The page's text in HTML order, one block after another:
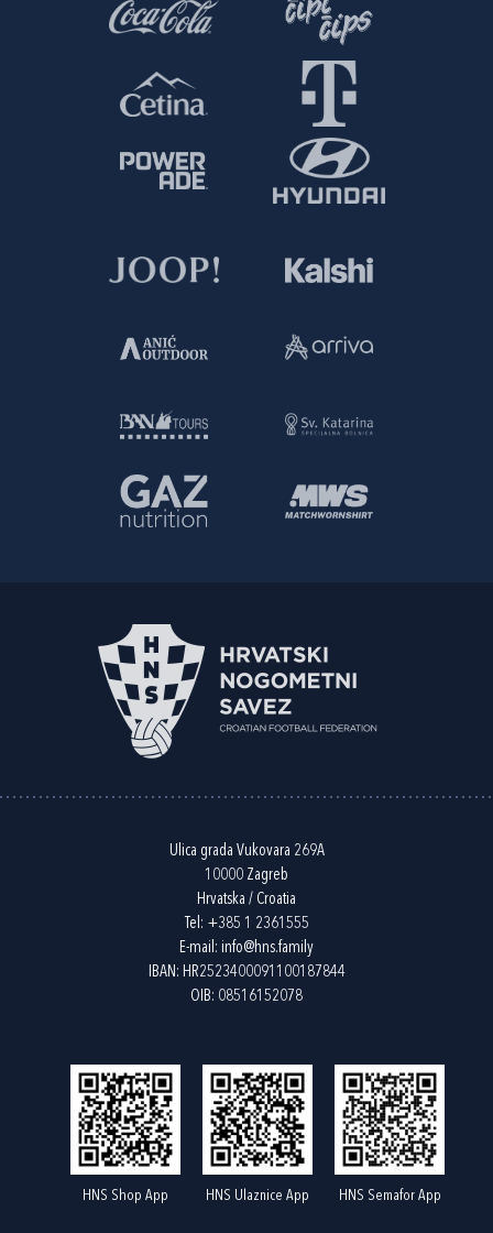
Ulica grada Vukovara 269A
10000 Zagreb
Hrvatska / Croatia
Tel: +385 1 2361555
E-mail: info@hns.family
IBAN: HR2523400091100187844
OIB: 08516152078
HNS Shop App HNS Ulaznice App HNS Semafor App